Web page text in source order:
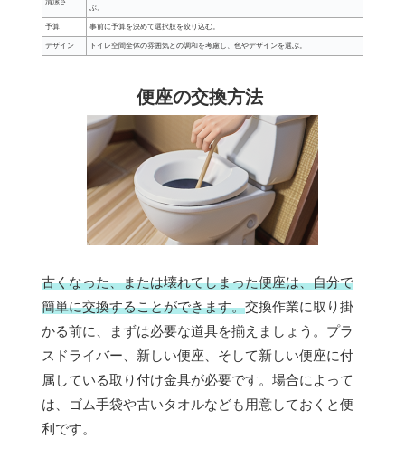
ぶ。
予算 事前に予算を決めて選択肢を絞り込む。
デザイン トイレ空間全体の雰囲気との調和を考慮し、色やデザインを選ぶ。
便座の交換方法
古くなった、または壊れてしまった便座は、自分で
簡単に交換することができます。交換作業に取り掛
かる前に、まずは必要な道具を揃えましょう。プラ
スドライバー、新しい便座、そして新しい便座に付
属している取り付け金具が必要です。場合によって
は、ゴム手袋や古いタオルなども用意しておくと便
利です。